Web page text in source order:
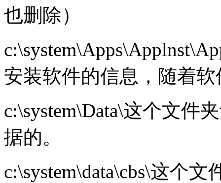
也删除）
安装软件的信息，随着
c:\system\Data\这个文件
据的。
c:\system\data\cbs\这个